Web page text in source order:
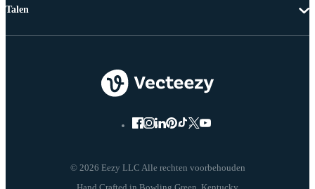
© 2026 Eezy LLC Alle rechten voorbehouden
Talen